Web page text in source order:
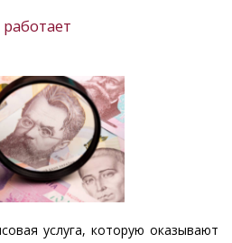
услуга, которую оказывают